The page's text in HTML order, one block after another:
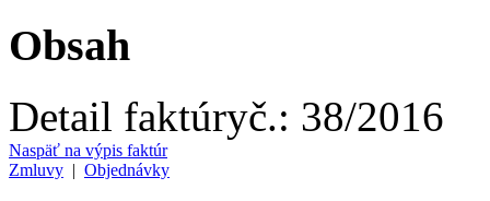
Obsah
Detail faktúryč.: 38/2016
Naspäť na výpis faktúr
Zmluvy | Objednávky